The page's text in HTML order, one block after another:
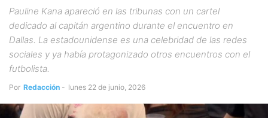
Pauline Kana apareció en las tribunas con un cartel
dedicado al capitán argentino durante el encuentro en
Dallas. La estadounidense es una celebridad de las redes
sociales y ya había protagonizado otros encuentros con el
futbolista.
Por Redacción - lunes 22 de junio, 2026